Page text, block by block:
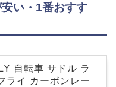
い・1番おすす
自転車 サドル ラ
ライ カーボンレー